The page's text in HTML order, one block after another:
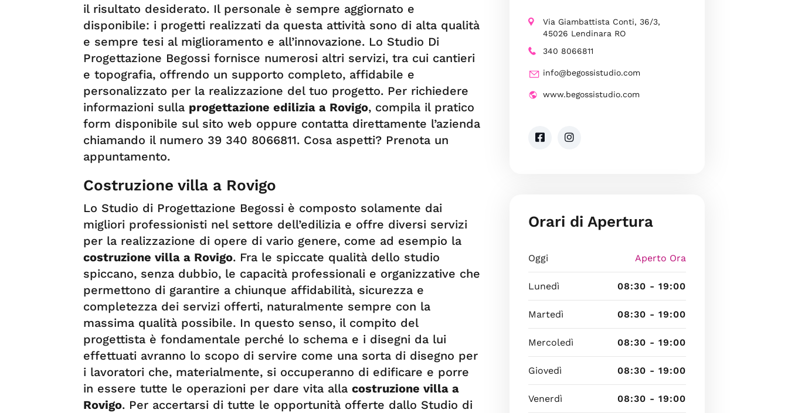
il risultato desiderato. Il personale è sempre aggiornato e
disponibile: i progetti realizzati da questa attività sono di alta qualità
e sempre tesi al miglioramento e all’innovazione. Lo Studio Di
Progettazione Begossi fornisce numerosi altri servizi, tra cui cantieri
e topografia, offrendo un supporto completo, affidabile e
personalizzato per la realizzazione del tuo progetto. Per richiedere
informazioni sulla progettazione edilizia a Rovigo, compila il pratico
form disponibile sul sito web oppure contatta direttamente l’azienda
chiamando il numero 39 340 8066811. Cosa aspetti? Prenota un
appuntamento.
Costruzione villa a Rovigo
Lo Studio di Progettazione Begossi è composto solamente dai
migliori professionisti nel settore dell’edilizia e offre diversi servizi
per la realizzazione di opere di vario genere, come ad esempio la
costruzione villa a Rovigo. Fra le spiccate qualità dello studio
spiccano, senza dubbio, le capacità professionali e organizzative che
permettono di garantire a chiunque affidabilità, sicurezza e
completezza dei servizi offerti, naturalmente sempre con la
massima qualità possibile. In questo senso, il compito del
progettista è fondamentale perché lo schema e i disegni da lui
effettuati avranno lo scopo di servire come una sorta di disegno per
i lavoratori che, materialmente, si occuperanno di edificare e porre
in essere tutte le operazioni per dare vita alla costruzione villa a
Rovigo. Per accertarsi di tutte le opportunità offerte dallo Studio di
Via Giambattista Conti, 36/3,
45026 Lendinara RO
340 8066811
info@begossistudio.com
www.begossistudio.com
Orari di Apertura
Oggi Aperto Ora
Lunedì 08:30 - 19:00
Martedì 08:30 - 19:00
Mercoledì 08:30 - 19:00
Giovedì 08:30 - 19:00
Venerdì 08:30 - 19:00